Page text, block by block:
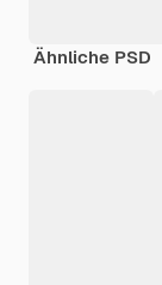
Ähnliche PSD